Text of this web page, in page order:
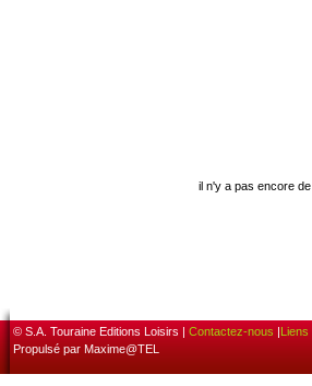
il n'y a pas encore
© S.A. Touraine Editions Loisirs | Contactez-nous |Liens
Propulsé par Maxime@TEL